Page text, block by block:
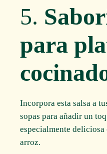
5.
para
Incorpora esta salsa a
sopas para añadir un
especialmente
arroz.